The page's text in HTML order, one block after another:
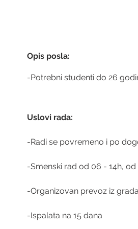
Opis posla:
-Potrebni studenti do 26
Uslovi rada:
-Radi se povremeno i po
-Smenski rad od 06 - 14h, od
-Organizovan prevoz iz
-Ispalata na 15 dana